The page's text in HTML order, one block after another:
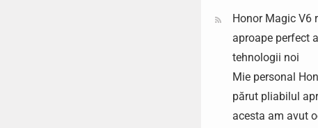
Honor Magic V6
aproape perfect
tehnologii noi
Mie personal
părut pliabilul
acesta am avut